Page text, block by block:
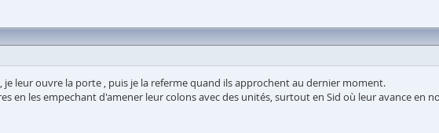
leur ouvre la porte , puis je la referme quand ils approchent au dernier moment.
en les empechant d'amener leur colons avec des unités, surtout en Sid où leur avance en